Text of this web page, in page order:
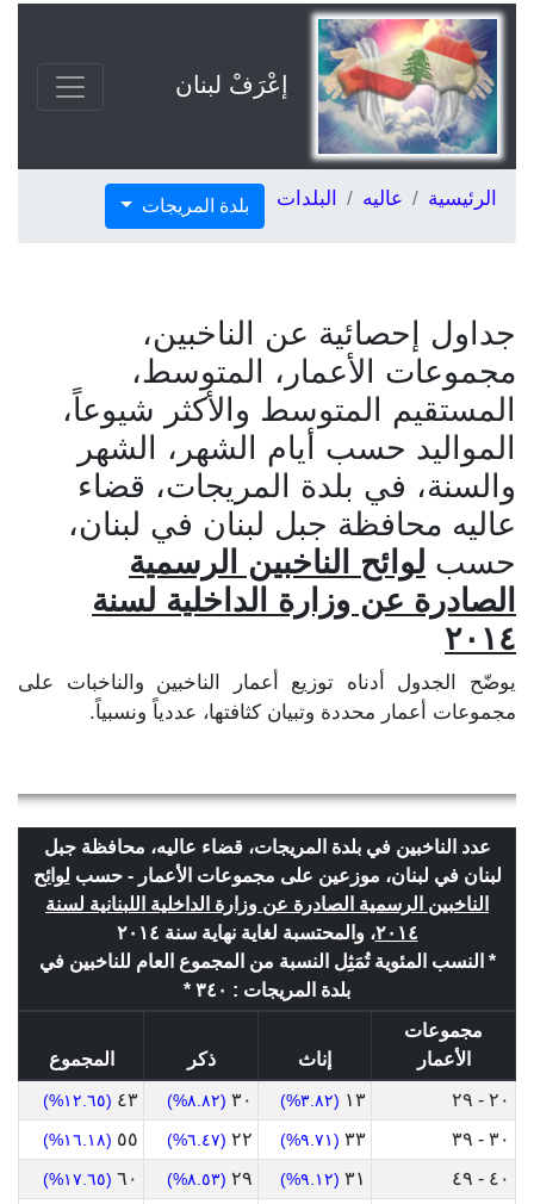
إعْرَفْ لبنان
الرئيسية عاليه البلدات بلدة المريجات
جداول إحصائية عن الناخبين،
مجموعات الأعمار، المتوسط،
المستقيم المتوسط والأكثر شيوعاً،
المواليد حسب أيام الشهر، الشهر
والسنة، في بلدة المريجات، قضاء
عاليه محافظة جبل لبنان في لبنان،
حسب لوائح الناخبين الرسمية
الصادرة عن وزارة الداخلية لسنة
٢٠١٤
يوضّح الجدول أدناه توزيع أعمار الناخبين والناخبات على
مجموعات أعمار محددة وتبيان كثافتها، عددياً ونسبياً.
عدد الناخبين في بلدة المريجات، قضاء عاليه، محافظة جبل
لبنان في لبنان، موزعين على مجموعات الأعمار - حسب لوائح
الناخبين الرسمية الصادرة عن وزارة الداخلية اللبنانية لسنة
٢٠١٤، والمحتسبة لغاية نهاية سنة ٢٠١٤
* النسب المئوية تُمَثِل النسبة من المجموع العام للناخبين في
بلدة المريجات : ٣٤٠ *
مجموعات
الأعمار
إناث ذكر
المجموع
٢٠ - ٢٩
١٣ (٣.٨٢%) ٣٠ (٨.٨٢%) ٤٣ (١٢.٦٥%)
٣٠ - ٣٩ ٣٣ (٩.٧١%) ٢٢ (٦.٤٧%) ٥٥ (١٦.١٨%)
٤٠ - ٤٩ ٣١ (٩.١٢%) ٢٩ (٨.٥٣%) ٦٠ (١٧.٦٥%)